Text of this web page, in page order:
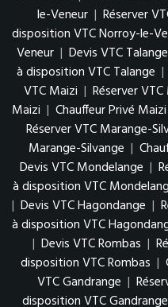
le-Veneur | Réserver
disposition VTC Norroy-le-
Veneur | Devis VTC Talange
à disposition VTC Talange |
VTC Maizi | Réserver
Maizi | Chauffeur Privé Maizi
Réserver VTC Marange-
Marange-Silvange |
Devis VTC Mondelange |
à disposition VTC
| Devis VTC Hagondange |
à disposition VTC
| Devis VTC Rombas |
disposition VTC Rombas |
VTC Gandrange |
disposition VTC Gandrange